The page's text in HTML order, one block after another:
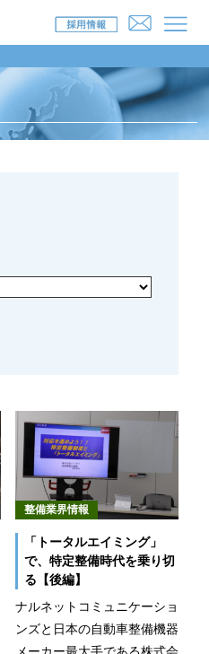
整備業界情報
「トータルエイミング」
で、特定整備時代を乗り切
る【後編】
ナルネットコミュニケーショ
ンズと日本の自動車整備機器